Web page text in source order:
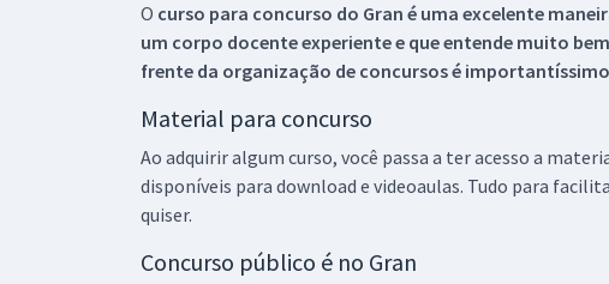
O curso para concurso do Gran é uma excelente
um corpo docente experiente e que entende muito
frente da organização de concursos é
Material para concurso
Ao adquirir algum curso, você passa a ter acesso a
disponíveis para download e videoaulas. Tudo para
quiser.
Concurso público é no Gran